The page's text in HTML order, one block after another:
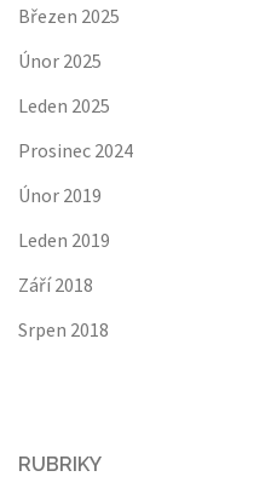
Březen 2025
Únor 2025
Leden 2025
Prosinec 2024
Únor 2019
Leden 2019
Září 2018
Srpen 2018
RUBRIKY